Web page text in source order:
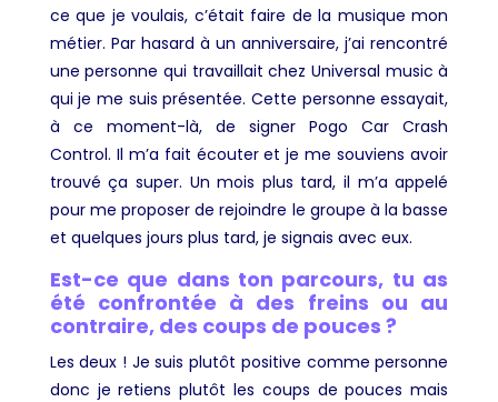
ce que je voulais, c’était faire de la musique mon
métier. Par hasard à un anniversaire, j’ai rencontré
une personne qui travaillait chez Universal music à
qui je me suis présentée. Cette personne essayait,
à ce moment-là, de signer Pogo Car Crash
Control. Il m’a fait écouter et je me souviens avoir
trouvé ça super. Un mois plus tard, il m’a appelé
pour me proposer de rejoindre le groupe à la basse
et quelques jours plus tard, je signais avec eux.
Est-ce que dans ton parcours, tu as
été confrontée à des freins ou au
contraire, des coups de pouces ?
Les deux ! Je suis plutôt positive comme personne
donc je retiens plutôt les coups de pouces mais